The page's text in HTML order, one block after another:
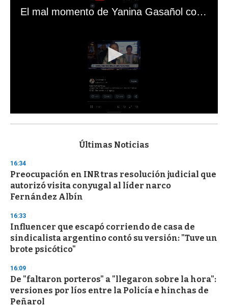
El mal momento de Yanina Gasañol con un hincha argentino en "Subrayado"
s
d
s
o
f
3
s
e
c
o
n
Últimas Noticias
16:34
Preocupación en INR tras resolución judicial que
autorizó visita conyugal al líder narco
Fernández Albín
16:33
Influencer que escapó corriendo de casa de
sindicalista argentino contó su versión: "Tuve un
brote psicótico"
16:09
De "faltaron porteros" a "llegaron sobre la hora":
versiones por líos entre la Policía e hinchas de
Peñarol